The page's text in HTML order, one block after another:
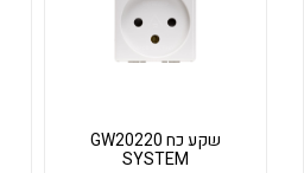
לכל מוצרי היצרן
שקע כח GW20220
SYSTEM